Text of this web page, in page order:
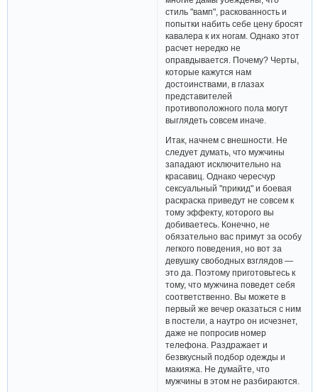
стиль "вамп", раскованность и
попытки набить себе цену бросят
кавалера к их ногам. Однако этот
расчет нередко не
оправдывается. Почему? Черты,
которые кажутся нам
достоинствами, в глазах
представителей
противоположного пола могут
выглядеть совсем иначе.
Итак, начнем с внешности. Не
следует думать, что мужчины
западают исключительно на
красавиц. Однако чересчур
сексуальный "прикид" и боевая
раскраска приведут не совсем к
тому эффекту, которого вы
добиваетесь. Конечно, не
обязательно вас примут за особу
легкого поведения, но вот за
девушку свободных взглядов —
это да. Поэтому приготовьтесь к
тому, что мужчина поведет себя
соответственно. Вы можете в
первый же вечер оказаться с ним
в постели, а наутро он исчезнет,
даже не попросив номер
телефона. Раздражает и
безвкусный подбор одежды и
макияжа. Не думайте, что
мужчины в этом не разбираются.